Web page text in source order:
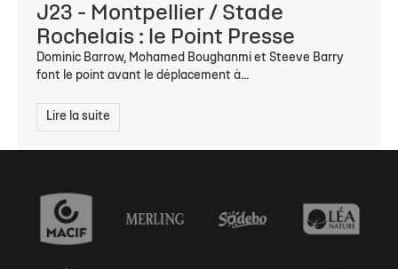
J23 - Montpellier / Stade
Rochelais : le Point Presse
Dominic Barrow, Mohamed Boughanmi et Steeve Barry
font le point avant le déplacement à...
Lire la suite